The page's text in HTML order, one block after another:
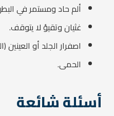
ألم حاد ومستمر في
غثيان وتقيؤ لا يتوقف.
اصفرار الجلد أو العينين
الحمى.
أسئلة شائعة